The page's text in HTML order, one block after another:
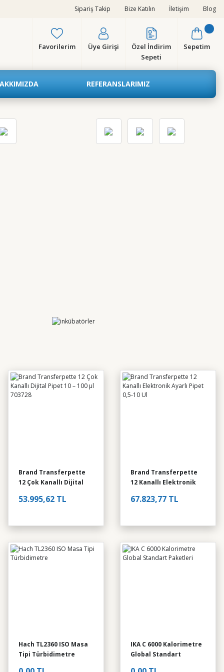
Sipariş Takip Bize Katılın İletişim Blog
Favorilerim Üye Girişi
Özel İndirim
Sepeti
Sepetim
REFERANSLARIMIZ
100 µl Ayarlanabilir Otomatik Pipet
Brand Transferpette
12 Çok Kanallı Dijital
53.995,62 TL
Brand Transferpette
12 Kanallı Elektronik
67.823,77 TL
Hach TL2360 ISO Masa
Tipi Türbidimetre
IKA C 6000 Kalorimetre
Global Standart